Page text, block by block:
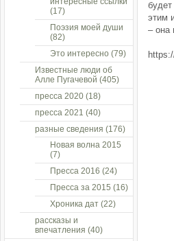
этим
– она
(17)
Поэзия моей души
(82)
Это интересно (79)
Известные люди об
Алле Пугачевой (405)
пресса 2020 (18)
пресса 2021 (40)
разные сведения (176)
Новая волна 2015
(7)
Пресса 2016 (24)
Пресса за 2015 (16)
Хроника дат (22)
рассказы и
впечатления (40)